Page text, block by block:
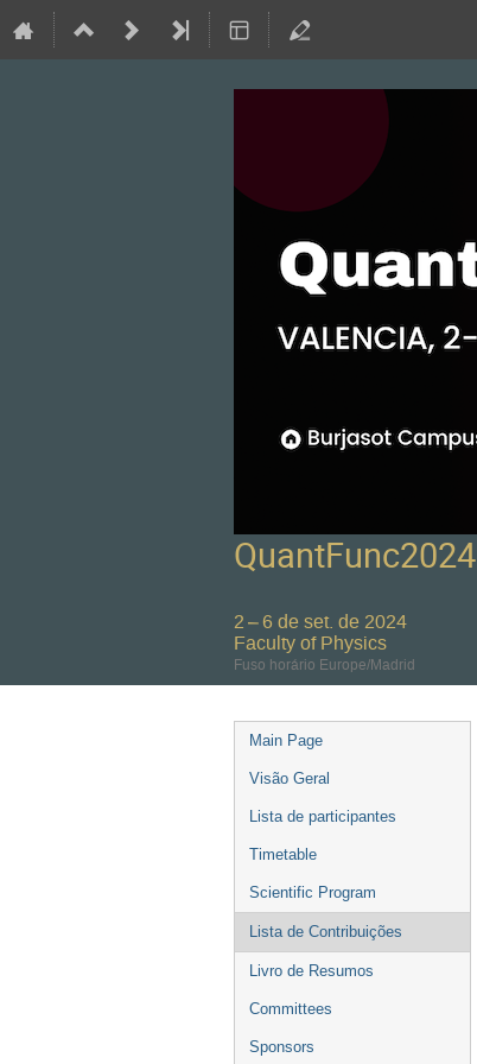
QuantFunc2024
2 – 6 de set. de 2024
Faculty of Physics
Fuso horário Europe/Madrid
Event
menu
Main Page
Visão Geral
Lista de participantes
Timetable
Scientific Program
Lista de Contribuições
Livro de Resumos
Committees
Sponsors